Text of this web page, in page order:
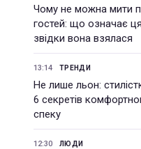
Чому не можна мити
гостей: що означає
звідки вона взялася
13:14 ТРЕНДИ
Не лише льон:
6 секретів
спеку
12:30 ЛЮДИ